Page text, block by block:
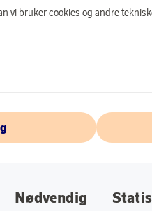
vi bruker cookies og andre
Nødvendig